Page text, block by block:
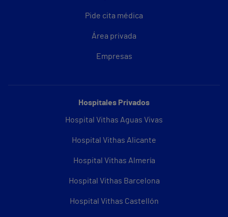
Pide cita médica
Área privada
Empresas
Hospitales Privados
Hospital Vithas Aguas Vivas
Hospital Vithas Alicante
Hospital Vithas Almería
Hospital Vithas Barcelona
Hospital Vithas Castellón